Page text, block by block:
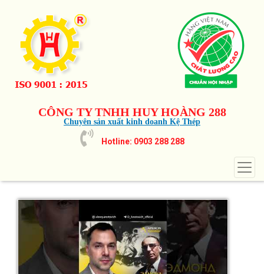
CÔNG TY TNHH HUY HOÀNG 288
Chuyên sản xuất kinh doanh Kệ Thép
Hotline: 0903 288 288